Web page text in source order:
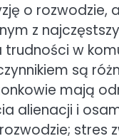
o rozwodzie,
z
w
są
mają
alienacji i
stres